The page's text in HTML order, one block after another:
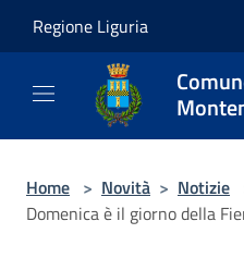
Regione Liguria
Home > Novità > Notizie
Domenica è il giorno della